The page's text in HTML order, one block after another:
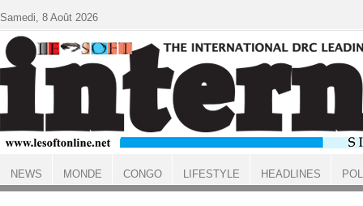
ACCUEIL
Samedi, 8 Août 2026
NEWS MONDE CONGO LIFESTYLE HEADLINES